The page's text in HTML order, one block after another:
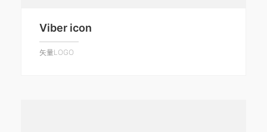
Viber icon
矢量LOGO